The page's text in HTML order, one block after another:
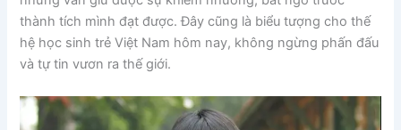
thành tích mình đạt được. Đây cũng là biểu tượng cho thế
hệ học sinh trẻ Việt Nam hôm nay, không ngừng phấn đấu
và tự tin vươn ra thế giới.